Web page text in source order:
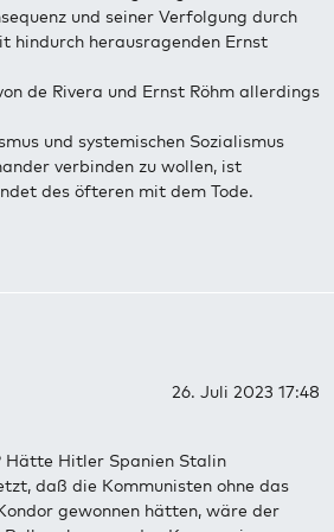
und seiner Verfolgung durch
hindurch herausragenden Ernst
de Rivera und Ernst Röhm allerdings
und systemischen Sozialismus
verbinden zu wollen, ist
des öfteren mit dem Tode.
26. Juli 2023 17:48
Hätte Hitler Spanien Stalin
daß die Kommunisten ohne das
gewonnen hätten, wäre der